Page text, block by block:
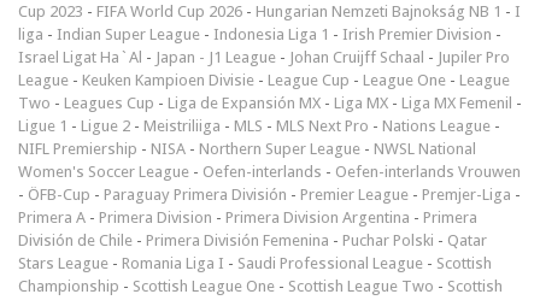
Cup 2023 - FIFA World Cup 2026 - Hungarian Nemzeti Bajnokság NB 1 - I
liga - Indian Super League - Indonesia Liga 1 - Irish Premier Division -
Israel Ligat Ha`Al - Japan - J1 League - Johan Cruijff Schaal - Jupiler Pro
League - Keuken Kampioen Divisie - League Cup - League One - League
Two - Leagues Cup - Liga de Expansión MX - Liga MX - Liga MX Femenil -
Ligue 1 - Ligue 2 - Meistriliiga - MLS - MLS Next Pro - Nations League -
NIFL Premiership - NISA - Northern Super League - NWSL National
Women's Soccer League - Oefen-interlands - Oefen-interlands Vrouwen
- ÖFB-Cup - Paraguay Primera División - Premier League - Premjer-Liga -
Primera A - Primera Division - Primera Division Argentina - Primera
División de Chile - Primera División Femenina - Puchar Polski - Qatar
Stars League - Romania Liga I - Saudi Professional League - Scottish
Championship - Scottish League One - Scottish League Two - Scottish